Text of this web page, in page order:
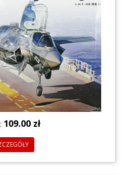
109.00 zł